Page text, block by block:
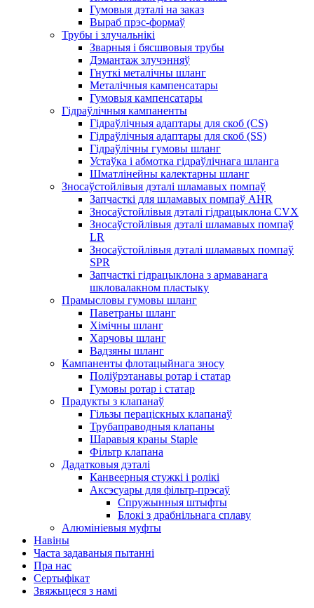
Гумовыя дэталі на заказ
Выраб прэс-формаў
Трубы і злучальнікі
Зварныя і бясшвовыя трубы
Дэмантаж злучэнняў
Гнуткі металічны шланг
Металічныя кампенсатары
Гумовыя кампенсатары
Гідраўлічныя кампаненты
Гідраўлічныя адаптары для скоб (CS)
Гідраўлічныя адаптары для скоб (SS)
Гідраўлічны гумовы шланг
Устаўка і абмотка гідраўлічнага шланга
Шматлінейны калектарны шланг
Зносаўстойлівыя дэталі шламавых помпаў
Запчасткі для шламавых помпаў AHR
Зносаўстойлівыя дэталі гідрацыклона CVX
Зносаўстойлівыя дэталі шламавых помпаў
LR
Зносаўстойлівыя дэталі шламавых помпаў
SPR
Запчасткі гідрацыклона з армаванага
шкловалакном пластыку
Прамысловы гумовы шланг
Паветраны шланг
Хімічны шланг
Харчовы шланг
Вадзяны шланг
Кампаненты флотацыйнага зносу
Поліўрэтанавы ротар і статар
Гумовы ротар і статар
Прадукты з клапанаў
Гільзы пераціскных клапанаў
Трубаправодныя клапаны
Шаравыя краны Staple
Фільтр клапана
Дадатковыя дэталі
Канвеерныя стужкі і ролікі
Аксэсуары для фільтр-прэсаў
Спружынныя штыфты
Блокі з драбнільнага сплаву
Алюмініевыя муфты
Навіны
Часта задаваныя пытанні
Пра нас
Сертыфікат
Звяжыцеся з намі